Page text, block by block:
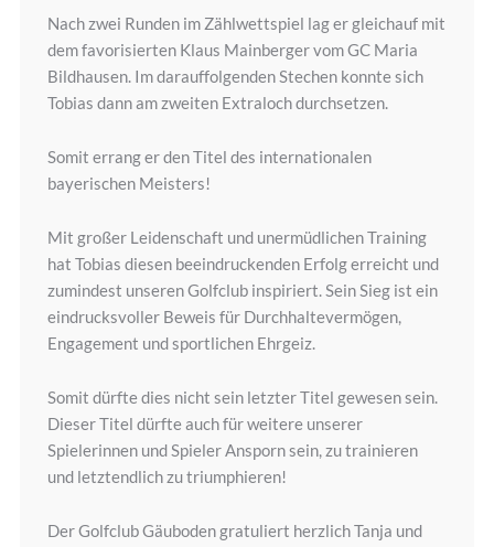
Nach zwei Runden im Zählwettspiel lag er gleichauf mit
dem favorisierten Klaus Mainberger vom GC Maria
Bildhausen. Im darauffolgenden Stechen konnte sich
Tobias dann am zweiten Extraloch durchsetzen.
Somit errang er den Titel des internationalen
bayerischen Meisters!
Mit großer Leidenschaft und unermüdlichen Training
hat Tobias diesen beeindruckenden Erfolg erreicht und
zumindest unseren Golfclub inspiriert. Sein Sieg ist ein
eindrucksvoller Beweis für Durchhaltevermögen,
Engagement und sportlichen Ehrgeiz.
Somit dürfte dies nicht sein letzter Titel gewesen sein.
Dieser Titel dürfte auch für weitere unserer
Spielerinnen und Spieler Ansporn sein, zu trainieren
und letztendlich zu triumphieren!
Der Golfclub Gäuboden gratuliert herzlich Tanja und